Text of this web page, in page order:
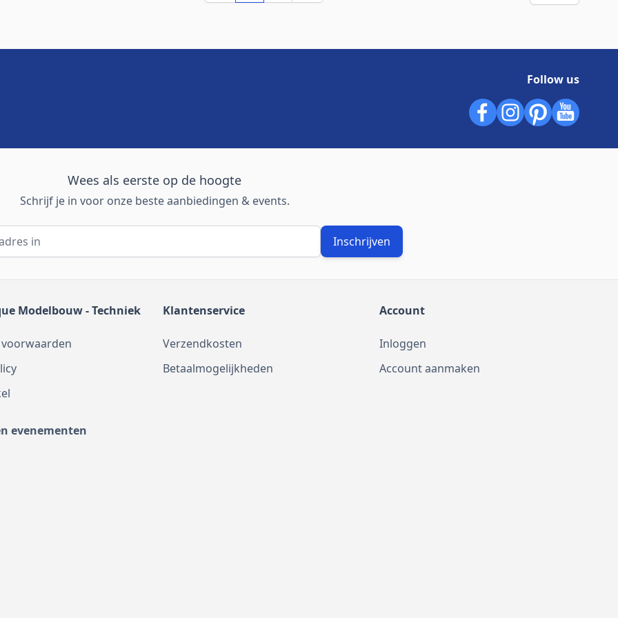
Follow us
Wees als eerste op de hoogte
Schrijf je in voor onze beste aanbiedingen & events.
Inschrijven
Modelbouw - Techniek
evenementen
Klantenservice
Verzendkosten
Betaalmogelijkheden
Account
Inloggen
Account aanmaken